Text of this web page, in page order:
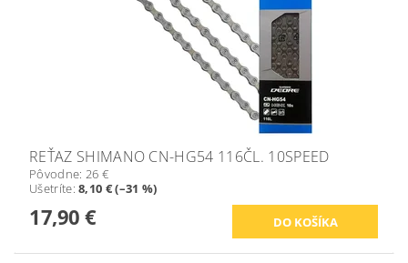
REŤAZ SHIMANO CN-HG54 116ČL. 10SPEED
Pôvodne: 26 €
Ušetríte:8,10 € (–31 %)
17,90 €